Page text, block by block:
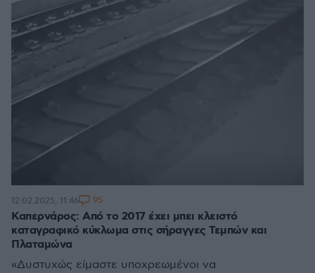
Καπερνάρος: Από το 2017 έχει μπει κλειστό
καταγραφικό κύκλωμα στις σήραγγες Τεμπών και
Πλαταμώνα
«Δυστυχώς είμαστε υποχρεωμένοι να
12.02.2025, 11:46 95